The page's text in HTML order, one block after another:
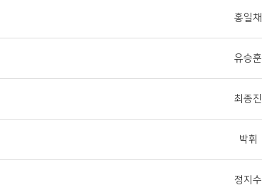
홍일채
유승훈
최종진
박휘
정지수